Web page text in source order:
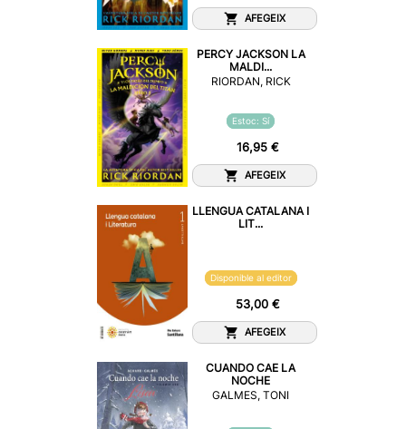
AFEGEIX
PERCY JACKSON LA
MALDI...
RIORDAN, RICK
Estoc: Sí
16,95 €
AFEGEIX
LLENGUA CATALANA I
LIT...
Disponible al editor
53,00 €
AFEGEIX
CUANDO CAE LA
NOCHE
GALMES, TONI